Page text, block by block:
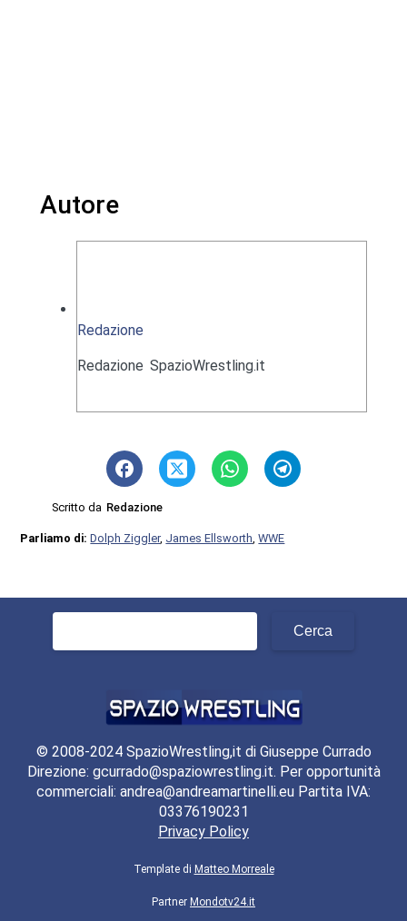
Autore
Redazione
Redazione SpazioWrestling.it
Scritto da Redazione
Parliamo di:Dolph Ziggler, James Ellsworth ,WWE
© 2008-2024 SpazioWrestling,it di Giuseppe Currado
Direzione: gcurrado@spaziowrestling.it. Per opportunità
commerciali: andrea@andreamartinelli.eu Partita IVA:
03376190231
Privacy Policy
Template di Matteo Morreale
Partner Mondotv24.it